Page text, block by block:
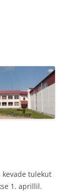
kevade tulekut
1. aprillil.